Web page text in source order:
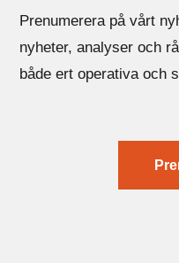
Prenumerera på vårt
nyheter, analyser och
både ert operativa och